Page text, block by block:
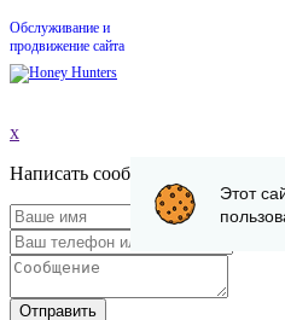
Обслуживание и
продвижение сайта
x
Написать сообщение
Отправить
Этот